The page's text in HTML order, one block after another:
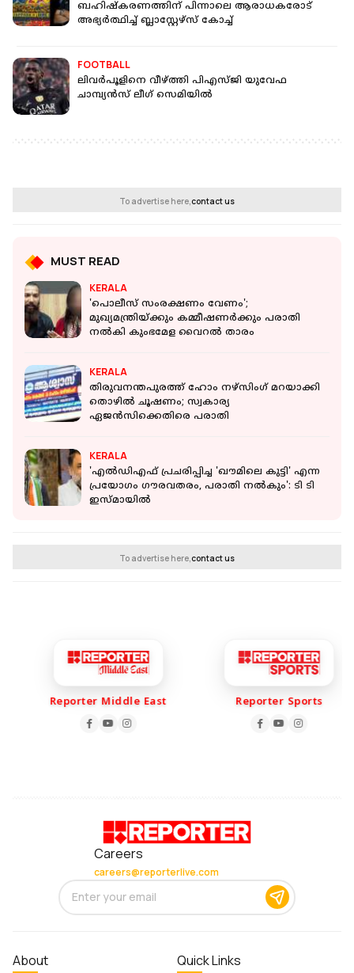
ബഹിഷ്കരണത്തിന് പിന്നാലെ ആരാധകരോട്
അഭ്യർത്ഥിച്ച് ബ്ലാസ്റ്റേഴ്സ് കോച്ച്
FOOTBALL
ലിവർപൂളിനെ വീഴ്ത്തി പിഎസ്ജി യുവേഫ
ചാമ്പ്യൻസ് ലീഗ് സെമിയിൽ
To advertise here,contact us
MUST READ
KERALA
'പൊലീസ് സംരക്ഷണം വേണം';
മുഖ്യമന്ത്രിയ്ക്കും കമ്മീഷണർക്കും പരാതി
നൽകി കുംഭമേള വൈറല്‍ താരം
KERALA
തിരുവനന്തപുരത്ത് ഹോം നഴ്‌സിംഗ് മറയാക്കി
തൊഴില്‍ ചൂഷണം; സ്വകാര്യ
ഏജന്‍സിക്കെതിരെ പരാതി
KERALA
'എൽഡിഎഫ് പ്രചരിപ്പിച്ച 'ഖൗമിലെ കുട്ടി' എന്ന
പ്രയോഗം ഗൗരവതരം, പരാതി നൽകും': ടി ടി
ഇസ്‌മായിൽ
To advertise here,contact us
Reporter Middle East Reporter Sports
Careers
careers@reporterlive.com
About Quick Links